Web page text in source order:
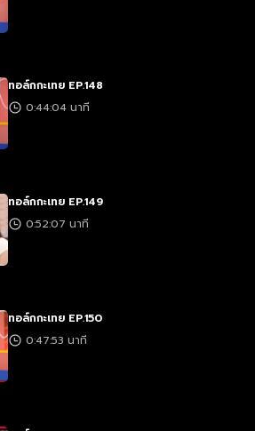
ทอล์กกะเทย EP.148
0:44:04 นาที
ทอล์กกะเทย EP.149
0:52:07 นาที
ทอล์กกะเทย EP.150
0:47:53 นาที